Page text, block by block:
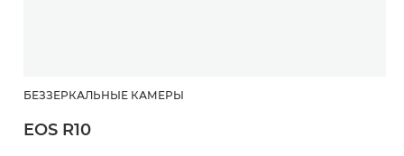
БЕЗЗЕРКАЛЬНЫЕ КАМЕРЫ
EOS R10